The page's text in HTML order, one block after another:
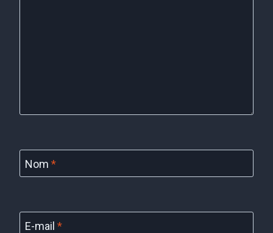
Nom *
E-mail *